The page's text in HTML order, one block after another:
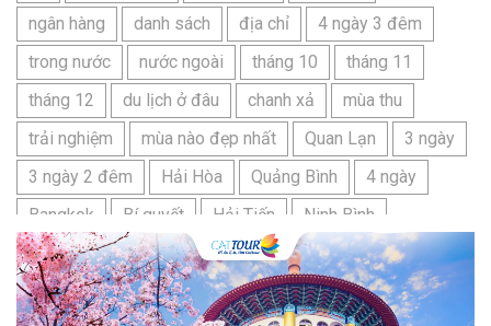
ngân hàng
danh sách địa chỉ
4 ngày 3 đêm
trong nước
nước ngoài tháng 10
tháng 11
tháng 12
du lịch ở đâu chanh xả
mùa thu
trải nghiệm
mùa nào đẹp nhất Quan Lạn
3 ngày
3 ngày 2 đêm
Hải Hòa Quảng Bình
4 ngày
Bangkok
Bí quyết Hải Tiến
Ninh Bình
Nhật Bản
du lịch sầm sơn cần chuẩn bị gì
bãi tắm sấm sơn
đặc sản sầm sơn